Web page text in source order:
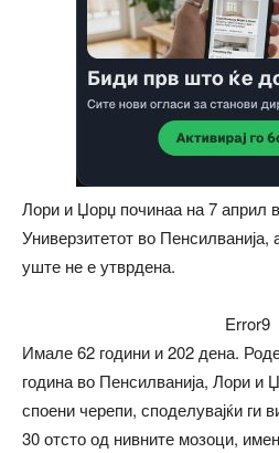
Лори и Џорџ починаа на 7 април
Универзитетот во Пенсилванија,
уште не е утврдена.
Error9
Имале 62 години и 202 дена.
година во Пенсилванија, Лори и
споени черепи, споделувајќи ги
30 отсто од нивните мозоци,